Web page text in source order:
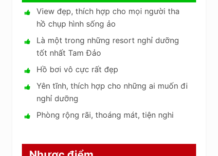
View đẹp, thích hợp cho mọi người tha
hồ chụp hình sống ảo
Là một trong những resort nghỉ dưỡng
tốt nhất Tam Đảo
Hồ bơi vô cực rất đẹp
Yên tĩnh, thích hợp cho những ai muốn đi
nghỉ dưỡng
Phòng rộng rãi, thoáng mát, tiện nghi